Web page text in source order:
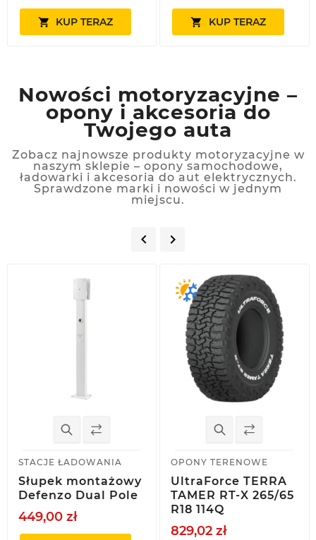
 KUP TERAZ  KUP TERAZ
Nowości motoryzacyjne –
opony i akcesoria do
Twojego auta
Zobacz najnowsze produkty motoryzacyjne w
naszym sklepie – opony samochodowe,
ładowarki i akcesoria do aut elektrycznych.
Sprawdzone marki i nowości w jednym
miejscu.
 
STACJE ŁADOWANIA
Słupek montażowy
Defenzo Dual Pole
449,00 zł
Nowy
OPONY TERENOWE
UltraForce TERRA
TAMER RT-X 265/65
R18 114Q
829,02 zł